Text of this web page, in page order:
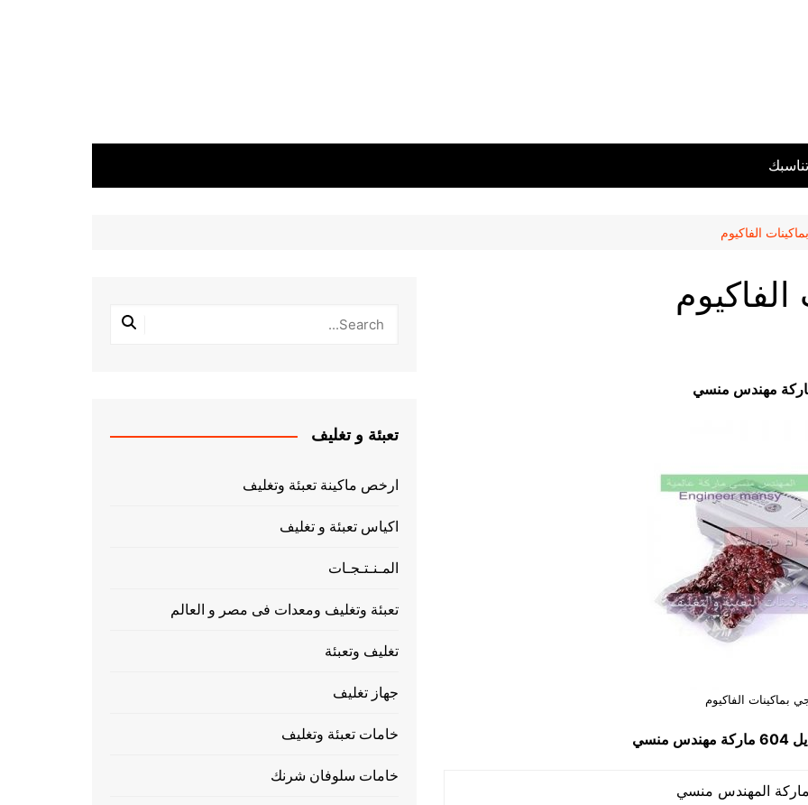
الفاكيوم
مهندس منسي
بماكينات الفاكيوم
ماركة مهندس منسي
تعبئة و تغليف
ارخص ماكينة تعبئة وتغليف
اكياس تعبئة و تغليف
المـنـتـجـات
تعبئة وتغليف ومعدات فى مصر و العالم
تغليف وتعبئة
جهاز تغليف
خامات تعبئة وتغليف
خامات سلوفان شرنك